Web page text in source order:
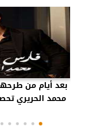
بعد أيام من
محمد الحريري